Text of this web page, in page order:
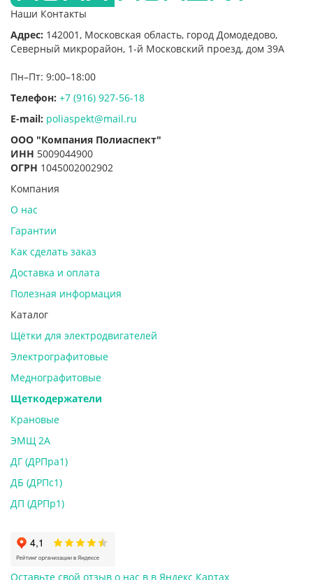
Наши Контакты
Адрес: 142001, Московская область, город Домодедово,
Северный микрорайон, 1-й Московский проезд, дом 39А
Пн–Пт: 9:00–18:00
Телефон: +7 (916) 927-56-18
E-mail: poliaspekt@mail.ru
ООО "Компания Полиаспект"
ИНН 5009044900
ОГРН 1045002002902
Компания
О нас
Гарантии
Как сделать заказ
Доставка и оплата
Полезная информация
Каталог
Щётки для электродвигателей
Электрографитовые
Меднографитовые
Щеткодержатели
Крановые
ЭМЩ 2А
ДГ (ДРПра1)
ДБ (ДРПс1)
ДП (ДРПр1)
Оставьте свой отзыв о нас в в Яндекс Картах